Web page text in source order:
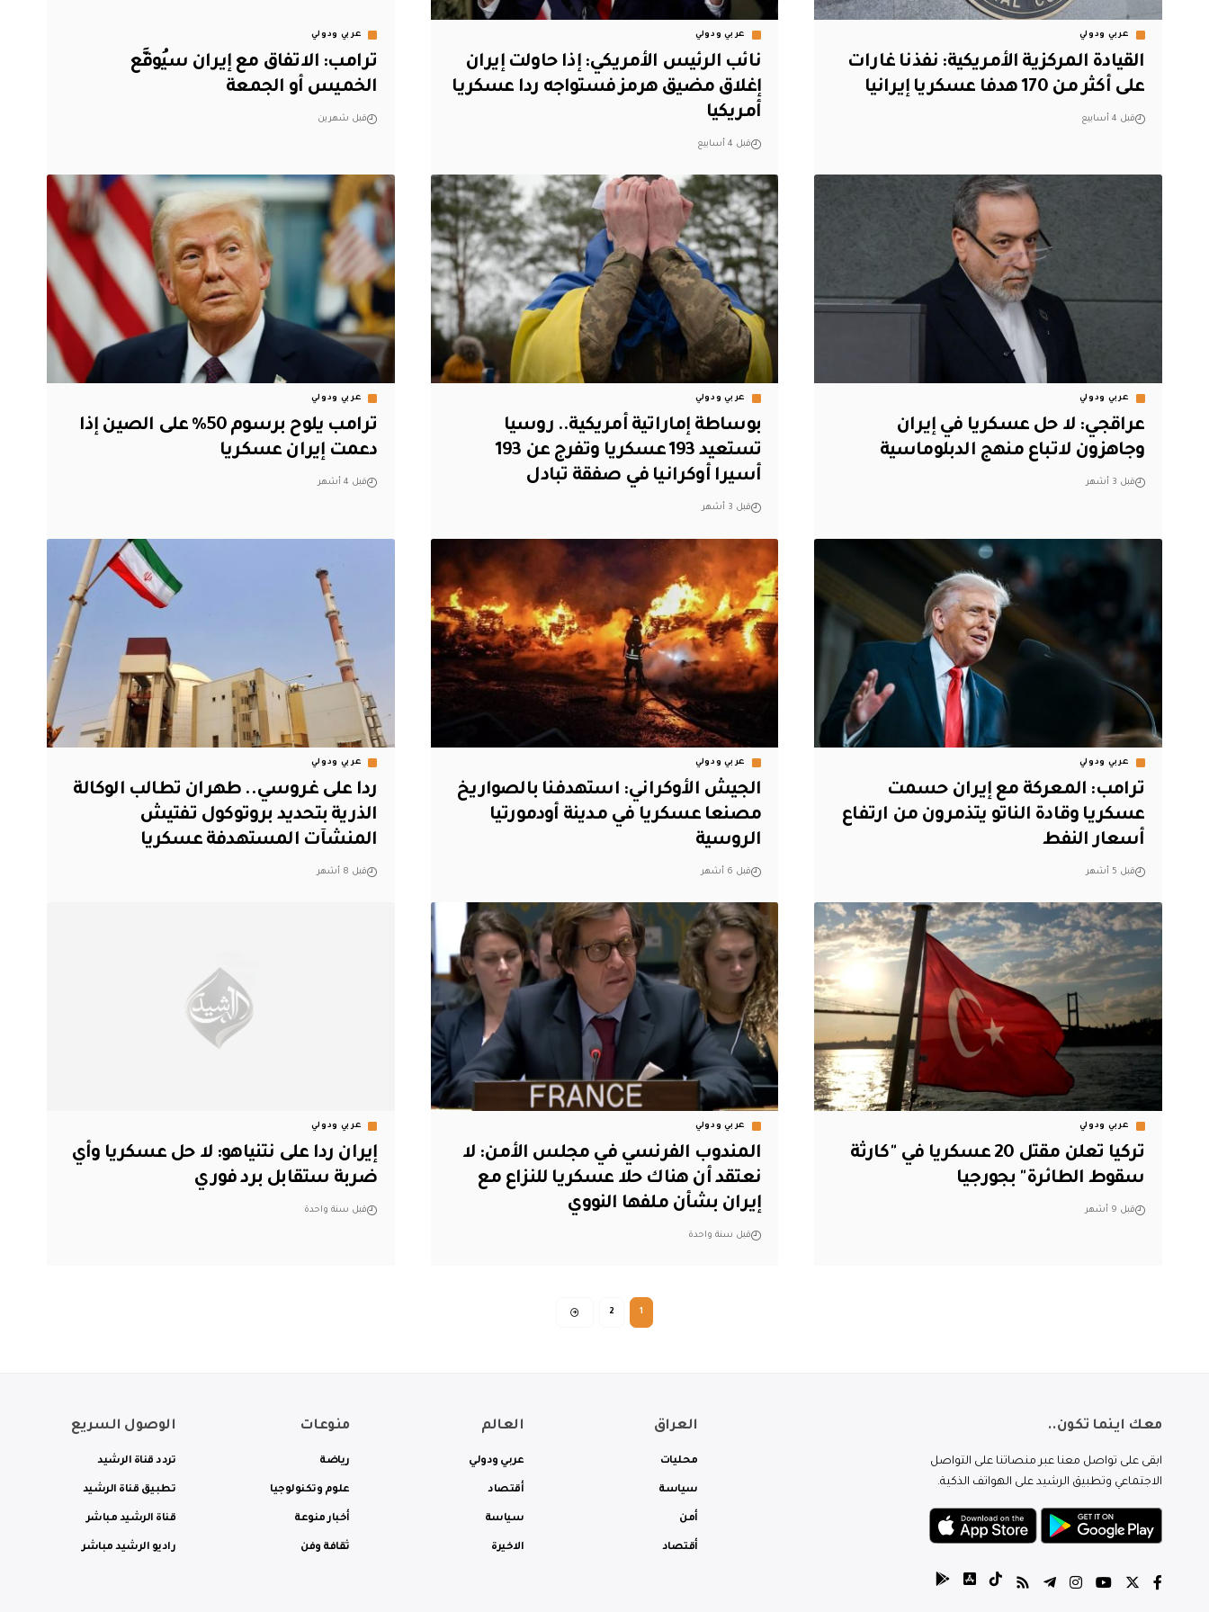
عربي ودولي
القيادة المركزية الأمريكية: نفذنا غارات
على أكثر من 170 هدفا عسكريا إيرانيا
قبل 4 أسابيع
عربي ودولي
نائب الرئيس الأمريكي: إذا حاولت إيران
إغلاق مضيق هرمز فستواجه ردا عسكريا
أمريكيا
قبل 4 أسابيع
عربي ودولي
ترامب: الاتفاق مع إيران سيُوقَّع
الخميس أو الجمعة
قبل شهرين
عربي ودولي
‏عراقجي: لا حل عسكريا في إيران
وجاهزون لاتباع منهج الدبلوماسية
قبل 3 أشهر
عربي ودولي
بوساطة إماراتية أمريكية.. روسيا
تستعيد 193 عسكريا وتفرج عن 193
أسيرا أوكرانيا في صفقة تبادل
قبل 3 أشهر
عربي ودولي
ترامب يلوح برسوم 50% على الصين إذا
دعمت إيران عسكريا
قبل 4 أشهر
عربي ودولي
ترامب: المعركة مع إيران حسمت
عسكريا وقادة الناتو يتذمرون من ارتفاع
أسعار النفط
قبل 5 أشهر
عربي ودولي
الجيش الأوكراني: استهدفنا بالصواريخ
مصنعا عسكريا في مدينة أودمورتيا
الروسية
قبل 6 أشهر
عربي ودولي
ردا على غروسي.. طهران تطالب الوكالة
الذرية بتحديد بروتوكول تفتيش
المنشآت المستهدفة عسكريا
قبل 8 أشهر
عربي ودولي
تركيا تعلن مقتل 20 عسكريا في "كارثة
سقوط الطائرة" بجورجيا
قبل 9 أشهر
عربي ودولي
المندوب الفرنسي في مجلس الأمن: لا
نعتقد أن هناك حلا عسكريا للنزاع مع
إيران بشأن ملفها النووي
قبل سنة واحدة
عربي ودولي
إيران ردا على نتنياهو: لا حل عسكريا وأي
ضربة ستقابل برد فوري
قبل سنة واحدة
1
2
معك اينما تكون..
ابقى على تواصل معنا عبر منصاتنا على التواصل
الاجتماعي وتطبيق الرشيد على الهواتف الذكية.
العراق
محليات
سياسة
أمن
أقتصاد
العالم
عربي ودولي
أقتصاد
سياسة
الاخيرة
منوعات
رياضة
علوم وتكنولوجيا
أخبار منوعة
ثقافة وفن
الوصول السريع
تردد قناة الرشيد
تطبيق قناة الرشيد
قناة الرشيد مباشر
راديو الرشيد مباشر